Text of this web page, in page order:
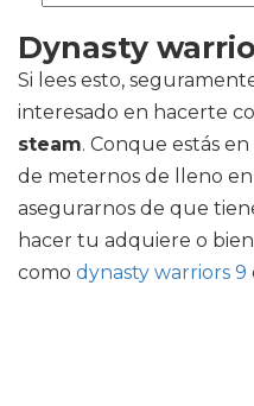
Dynasty
Si lees esto,
interesado en hacerte
steam. Conque estás
de meternos de lleno en
asegurarnos de que
hacer tu adquiere o
como dynasty warriors 9